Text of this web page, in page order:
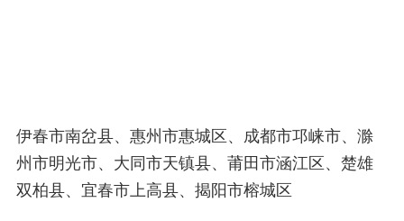
伊春市南岔县、惠州市惠城区、成都市邛崃市、滁
州市明光市、大同市天镇县、莆田市涵江区、楚雄
双柏县、宜春市上高县、揭阳市榕城区